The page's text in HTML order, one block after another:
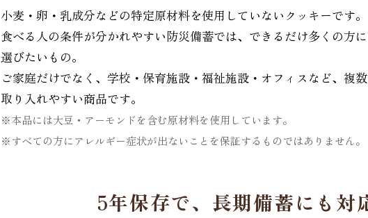
小麦・卵・乳成分などの特定原材料を使用していないクッキーです。
食べる人の条件が分かれやすい防災備蓄では、できるだけ多くの方
選びたいもの。
ご家庭だけでなく、学校・保育施設・福祉施設・オフィスなど、複
取り入れやすい商品です。
※本品には大豆・アーモンドを含む原材料を使用しています。
※すべての方にアレルギー症状が出ないことを保証するものではありません。
5年保存で、長期備蓄にも対